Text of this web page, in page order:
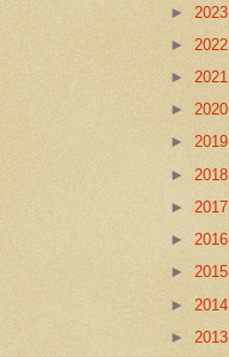
► 2023
► 2022
► 2021
► 2020
► 2019
► 2018
► 2017
► 2016
► 2015
► 2014
► 2013